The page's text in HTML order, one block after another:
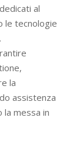
al
le tecnologie
la
assistenza
messa in